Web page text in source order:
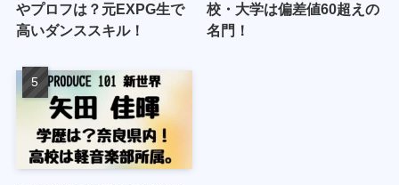
やプロフは？元EXPG生で
高いダンススキル！
校・大学は偏差値60超えの
名門！